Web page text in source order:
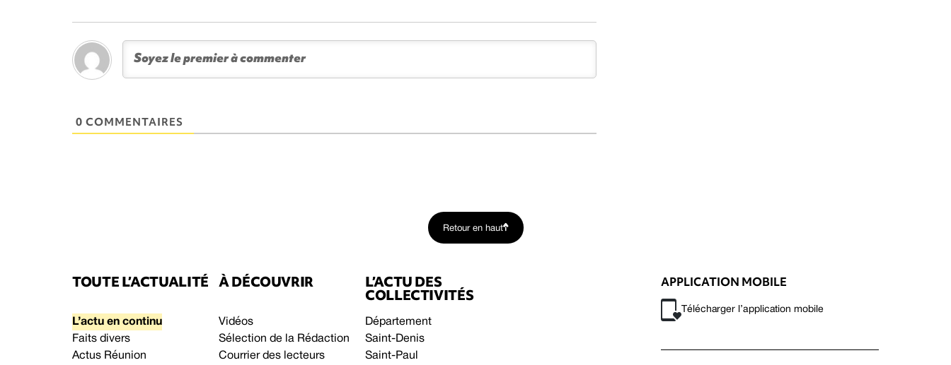
0 COMMENTAIRES
Retour en haut
TOUTE L’ACTUALITÉ
L’actu en continu
Faits divers
Actus Réunion
À DÉCOUVRIR
Vidéos
Sélection de la Rédaction
Courrier des lecteurs
L’ACTU DES
COLLECTIVITÉS
Département
Saint-Denis
Saint-Paul
APPLICATION MOBILE
Télécharger l’application mobile